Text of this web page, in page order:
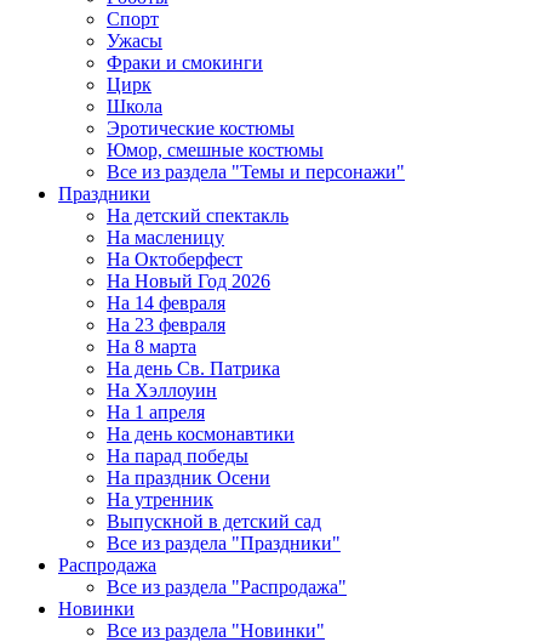
Спорт
Ужасы
Фраки и смокинги
Цирк
Школа
Эротические костюмы
Юмор, смешные костюмы
Все из раздела "Темы и персонажи"
Праздники
На детский спектакль
На масленицу
На Октоберфест
На Новый Год 2026
На 14 февраля
На 23 февраля
На 8 марта
На день Св. Патрика
На Хэллоуин
На 1 апреля
На день космонавтики
На парад победы
На праздник Осени
На утренник
Выпускной в детский сад
Все из раздела "Праздники"
Распродажа
Все из раздела "Распродажа"
Новинки
Все из раздела "Новинки"